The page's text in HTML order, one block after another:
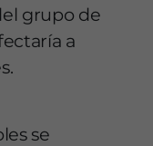
grupo de
a
se